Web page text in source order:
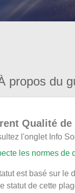
propos du
Qualité de
l'onglet Info
les normes de
est basé sur le
statut de cette